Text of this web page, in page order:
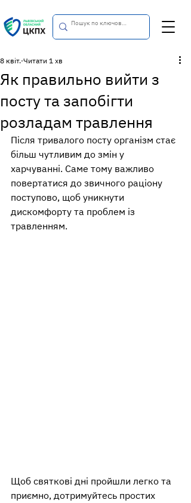
Як правильно вийти з
посту та запобігти
розладам травлення
8 квіт. Читати 1 хв
Після тривалого посту організм стає
більш чутливим до змін у
харчуванні. Саме тому важливо
повертатися до звичного раціону
поступово, щоб уникнути
дискомфорту та проблем із
травленням.
Щоб святкові дні пройшли легко та
приємно, дотримуйтесь простих